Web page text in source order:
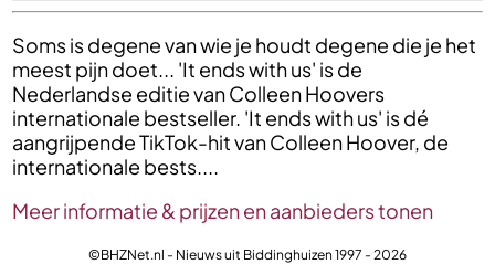
Soms is degene van wie je houdt degene die je het
meest pijn doet... 'It ends with us' is de
Nederlandse editie van Colleen Hoovers
internationale bestseller. 'It ends with us' is dé
aangrijpende TikTok-hit van Colleen Hoover, de
internationale bests....
Meer informatie & prijzen en aanbieders tonen
©BHZNet.nl - Nieuws uit Biddinghuizen 1997 - 2026